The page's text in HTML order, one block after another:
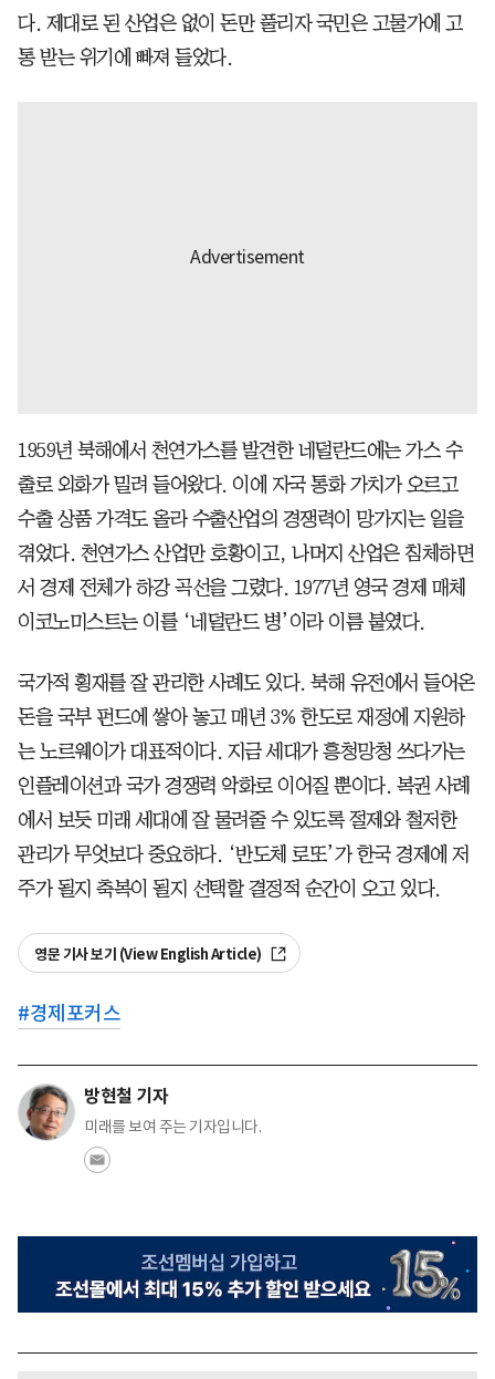
다. 제대로 된 산업은 없이 돈만 풀리자 국민은 고물가에 고
통 받는 위기에 빠져 들었다.
1959년 북해에서 천연가스를 발견한 네덜란드에는 가스 수
출로 외화가 밀려 들어왔다. 이에 자국 통화 가치가 오르고
수출 상품 가격도 올라 수출산업의 경쟁력이 망가지는 일을
겪었다. 천연가스 산업만 호황이고, 나머지 산업은 침체하면
서 경제 전체가 하강 곡선을 그렸다. 1977년 영국 경제 매체
이코노미스트는 이를 ‘네덜란드 병’이라 이름 붙였다.
국가적 횡재를 잘 관리한 사례도 있다. 북해 유전에서 들어온
돈을 국부 펀드에 쌓아 놓고 매년 3% 한도로 재정에 지원하
는 노르웨이가 대표적이다. 지금 세대가 흥청망청 쓰다가는
인플레이션과 국가 경쟁력 악화로 이어질 뿐이다. 복권 사례
에서 보듯 미래 세대에 잘 물려줄 수 있도록 절제와 철저한
관리가 무엇보다 중요하다. ‘반도체 로또’가 한국 경제에 저
주가 될지 축복이 될지 선택할 결정적 순간이 오고 있다.
영문 기사 보기 (View English Article)
#경제포커스
방현철 기자
미래를 보여 주는 기자입니다.